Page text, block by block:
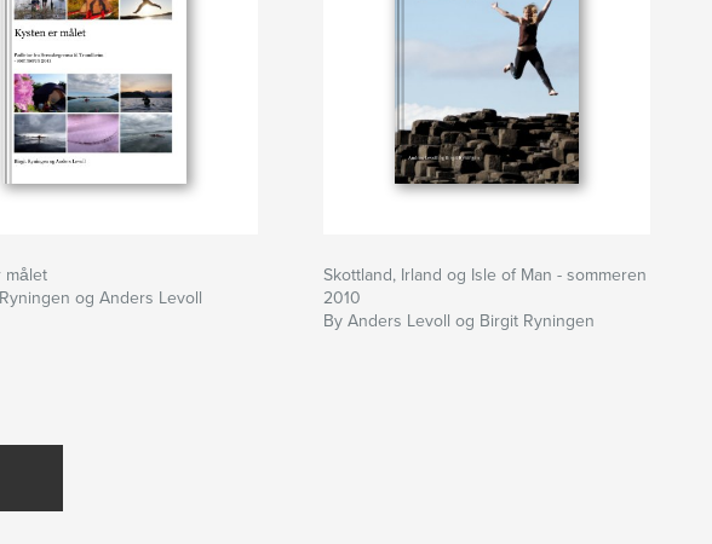
målet
og Anders Levoll
Skottland, Irland og Isle of Man - sommeren
2010
By Anders Levoll og Birgit Ryningen